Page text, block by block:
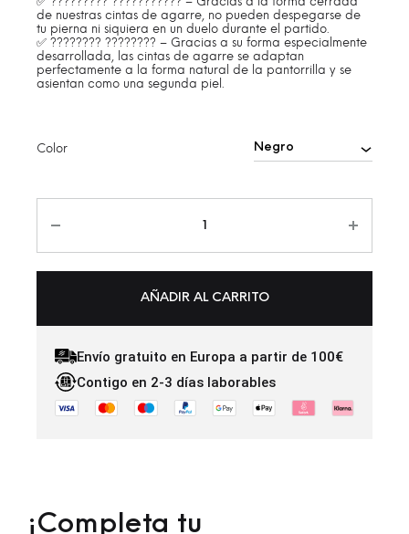
✅ ????????? ??????????? – Gracias a la forma cerrada
de nuestras cintas de agarre, no pueden despegarse de
tu pierna ni siquiera en un duelo durante el partido.
✅ ???????? ???????? – Gracias a su forma especialmente
desarrollada, las cintas de agarre se adaptan
perfectamente a la forma natural de la pantorrilla y se
asientan como una segunda piel.
Color
AÑADIR AL CARRITO
Envío gratuito en Europa a partir de 100€
Contigo en 2-3 días laborables
¡Completa tu